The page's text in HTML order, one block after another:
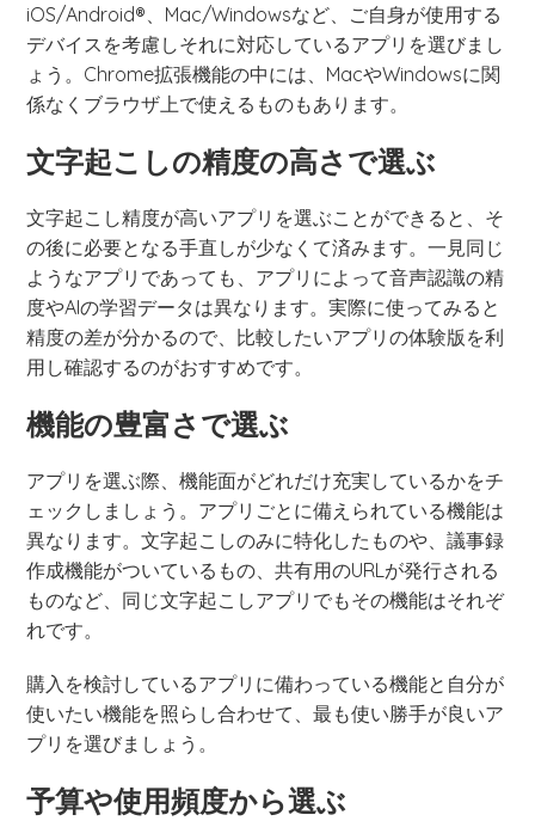
iOS/Android®、Mac/Windowsなど、ご自身が使用する
デバイスを考慮しそれに対応しているアプリを選びまし
ょう。Chrome拡張機能の中には、MacやWindowsに関
係なくブラウザ上で使えるものもあります。
文字起こしの精度の高さで選ぶ
文字起こし精度が高いアプリを選ぶことができると、そ
の後に必要となる手直しが少なくて済みます。一見同じ
ようなアプリであっても、アプリによって音声認識の精
度やAIの学習データは異なります。実際に使ってみると
精度の差が分かるので、比較したいアプリの体験版を利
用し確認するのがおすすめです。
機能の豊富さで選ぶ
アプリを選ぶ際、機能面がどれだけ充実しているかをチ
ェックしましょう。アプリごとに備えられている機能は
異なります。文字起こしのみに特化したものや、議事録
作成機能がついているもの、共有用のURLが発行される
ものなど、同じ文字起こしアプリでもその機能はそれぞ
れです。
購入を検討しているアプリに備わっている機能と自分が
使いたい機能を照らし合わせて、最も使い勝手が良いア
プリを選びましょう。
予算や使用頻度から選ぶ